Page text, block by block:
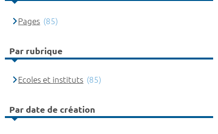
Pages (85)
Par rubrique
Ecoles et instituts (85)
Par date de création